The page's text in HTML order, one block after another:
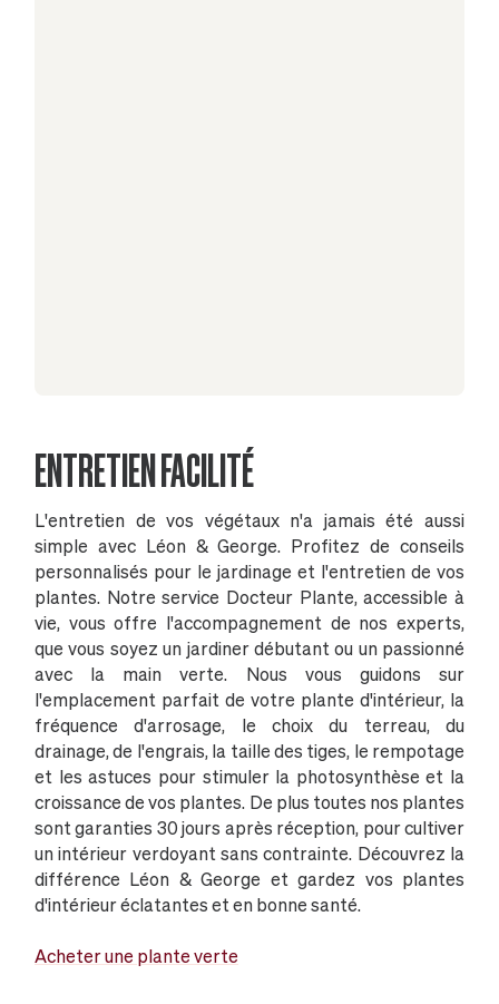
ENTRETIEN FACILITÉ
L'entretien de vos végétaux n'a jamais été aussi
simple avec Léon & George. Profitez de conseils
personnalisés pour le jardinage et l'entretien de vos
plantes. Notre service Docteur Plante, accessible à
vie, vous offre l'accompagnement de nos experts,
que vous soyez un jardiner débutant ou un passionné
avec la main verte. Nous vous guidons sur
l'emplacement parfait de votre plante d'intérieur, la
fréquence d'arrosage, le choix du terreau, du
drainage, de l'engrais, la taille des tiges, le rempotage
et les astuces pour stimuler la photosynthèse et la
croissance de vos plantes. De plus toutes nos plantes
sont garanties 30 jours après réception, pour cultiver
un intérieur verdoyant sans contrainte. Découvrez la
différence Léon & George et gardez vos plantes
d'intérieur éclatantes et en bonne santé.
Acheter une plante verte